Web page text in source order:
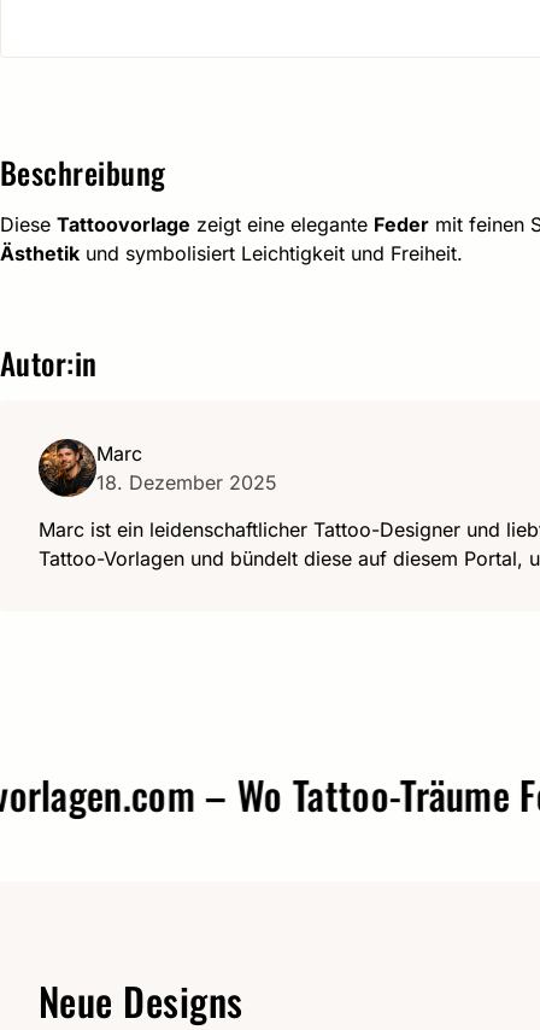
Beschreibung
Diese Tattoovorlage zeigt eine elegante Feder mit feinen
Ästhetik und symbolisiert Leichtigkeit und Freiheit.
Autor:in
Marc
18. Dezember 2025
Marc ist ein leidenschaftlicher Tattoo-Designer und
Tattoo-Vorlagen und bündelt diese auf diesem Portal,
– Wo Tattoo-Träume Form
Neue Designs